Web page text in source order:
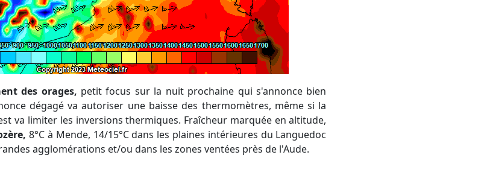
des orages, petit focus sur la nuit prochaine qui s'annonce bien
dégagé va autoriser une baisse des thermomètres, même si la
va limiter les inversions thermiques. Fraîcheur marquée en altitude,
8°C à Mende, 14/15°C dans les plaines intérieures du Languedoc
agglomérations et/ou dans les zones ventées près de l'Aude.